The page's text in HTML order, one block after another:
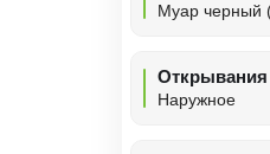
Муар черный
Открывания
Наружное